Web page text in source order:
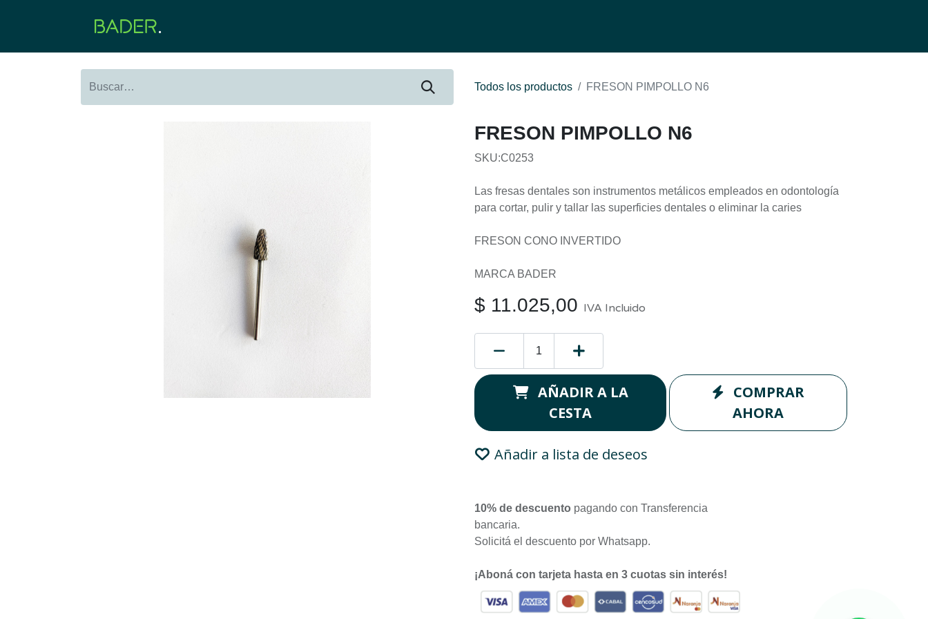
Todos los productos FRESON PIMPOLLO N6
FRESON PIMPOLLO N6
SKU:C0253
Las fresas dentales son instrumentos metálicos empleados en odontología
para cortar, pulir y tallar las superficies dentales o eliminar la caries
FRESON CONO INVERTIDO
MARCA BADER
$ 11.025,00 IVA Incluido
AÑADIR A LA
CESTA
COMPRAR
AHORA
Añadir a lista de deseos
10% de descuento pagando con Transferencia
bancaria.
Solicitá el descuento por Whatsapp.
¡Aboná con tarjeta hasta en 3 cuotas sin interés!